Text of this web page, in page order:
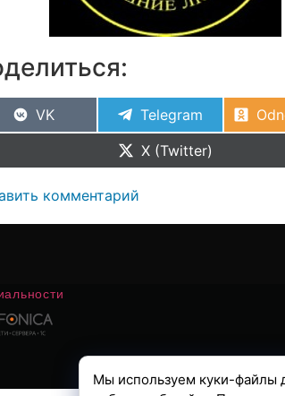
VK Telegram
X (Twitter)
комментарий
Мы используем куки-файлы